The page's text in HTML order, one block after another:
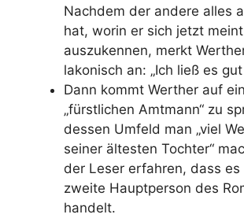
Nachdem der andere alles
hat, worin er sich jetzt meint
auszukennen, merkt
lakonisch an: „Ich ließ es gut
Dann kommt Werther auf
„fürstlichen Amtmann“ zu
dessen Umfeld man „viel
seiner ältesten Tochter“
der Leser erfahren, dass es
zweite Hauptperson des
handelt.